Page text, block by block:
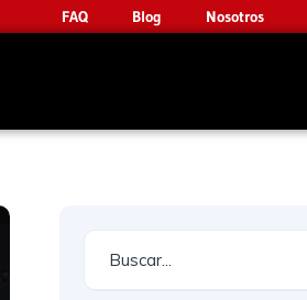
FAQ Blog Nosotros